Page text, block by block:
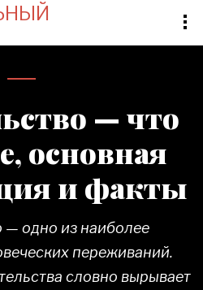
— что
основная
и факты
— одно из наиболее
переживаний.
словно вырывает